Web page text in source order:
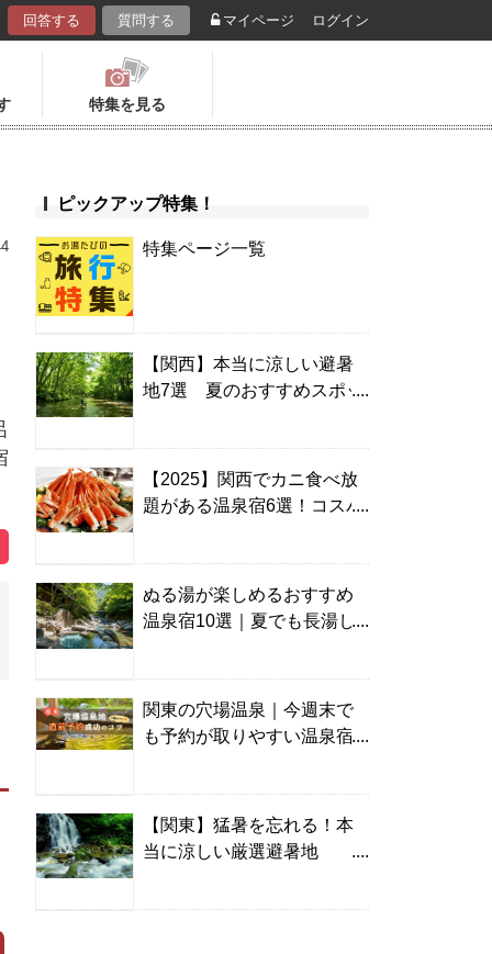
回答する 質問する マイページ ログイン
特集を見る
ピックアップ特集！
特集ページ一覧
【関西】本当に涼しい避暑
地7選 夏のおすすめスポッ
【2025】関西でカニ食べ放
題がある温泉宿6選！コスパ
ぬる湯が楽しめるおすすめ
温泉宿10選｜夏でも長湯し
関東の穴場温泉｜今週末で
も予約が取りやすい温泉宿
【関東】猛暑を忘れる！本
当に涼しい厳選避暑地